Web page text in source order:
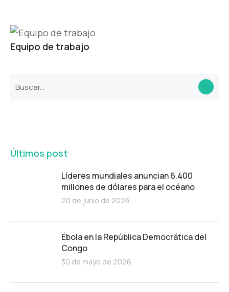
Equipo de trabajo
Últimos post
Líderes mundiales anuncian 6.400
millones de dólares para el océano
20 de junio de 2026
Ébola en la República Democrática del
Congo
30 de mayo de 2026